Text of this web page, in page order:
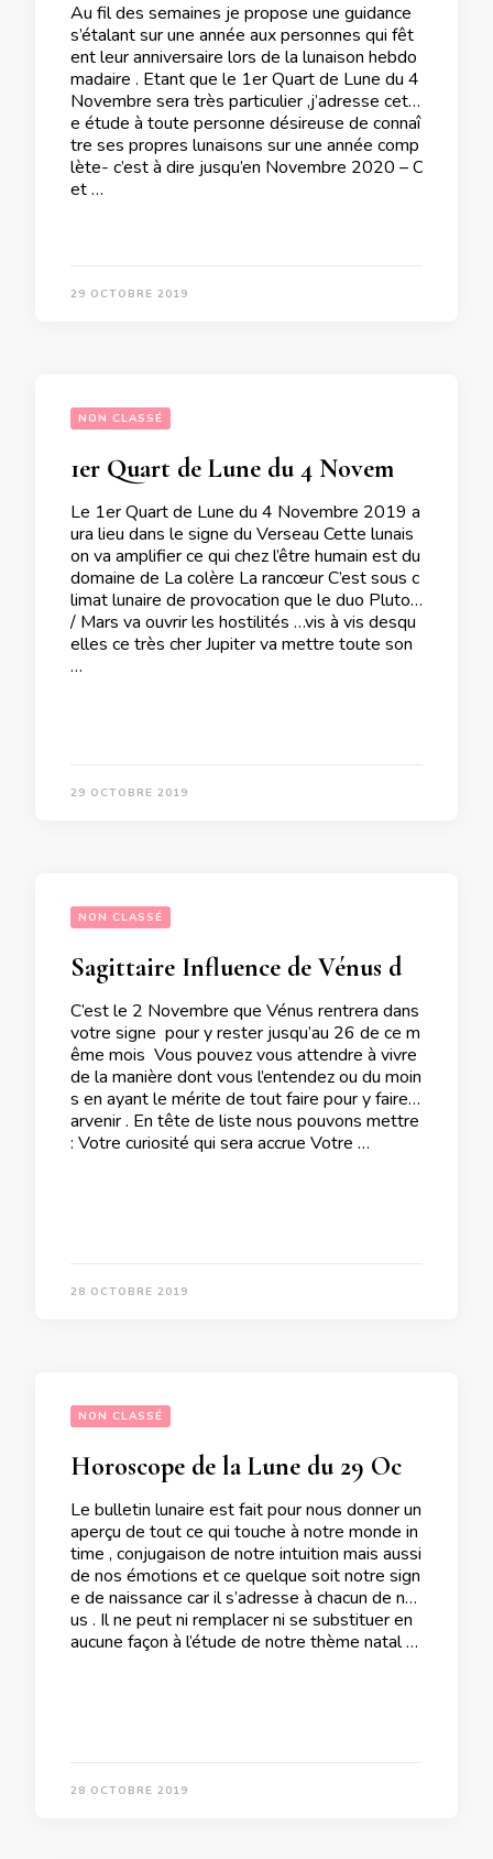
Au fil des semaines je propose une guidance
s’étalant sur une année aux personnes qui fêt
ent leur anniversaire lors de la lunaison hebdo
madaire . Etant que le 1er Quart de Lune du 4
Novembre sera très particulier ,j’adresse cett
e étude à toute personne désireuse de connaî
tre ses propres lunaisons sur une année comp
lète- c’est à dire jusqu’en Novembre 2020 – C
et …
29 OCTOBRE 2019
NON CLASSÉ
Le 1er Quart de Lune du 4 Novembre 2019 a
ura lieu dans le signe du Verseau Cette lunais
on va amplifier ce qui chez l’être humain est du
domaine de La colère La rancœur C’est sous c
limat lunaire de provocation que le duo Pluton
/ Mars va ouvrir les hostilités …vis à vis desqu
elles ce très cher Jupiter va mettre toute son
…
29 OCTOBRE 2019
NON CLASSÉ
Sagittaire Influence de Vénus de passage dans votre signe
C’est le 2 Novembre que Vénus rentrera dans
votre signe pour y rester jusqu’au 26 de ce m
ême mois Vous pouvez vous attendre à vivre
de la manière dont vous l’entendez ou du moin
s en ayant le mérite de tout faire pour y faire p
arvenir . En tête de liste nous pouvons mettre
: Votre curiosité qui sera accrue Votre …
28 OCTOBRE 2019
NON CLASSÉ
Le bulletin lunaire est fait pour nous donner un
aperçu de tout ce qui touche à notre monde in
time , conjugaison de notre intuition mais aussi
de nos émotions et ce quelque soit notre sign
e de naissance car il s’adresse à chacun de no
us . Il ne peut ni remplacer ni se substituer en
aucune façon à l’étude de notre thème natal …
28 OCTOBRE 2019